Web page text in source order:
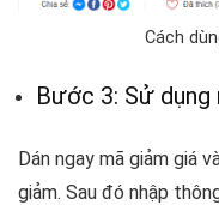
Cách
Bước 3: Sử
Dán ngay mã giảm giá
giảm. Sau đó nhập